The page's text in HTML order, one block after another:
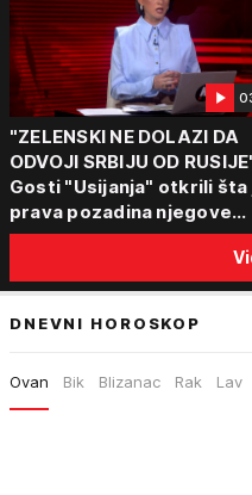
"ZELENSKI NE DOLAZI DA
ODVOJI SRBIJU OD
Gosti "Usijanja" otkrili šta
prava pozadina njegove
posete Beogradu
DNEVNI HOROSKOP
Ovan Bik Blizanac Rak Lav